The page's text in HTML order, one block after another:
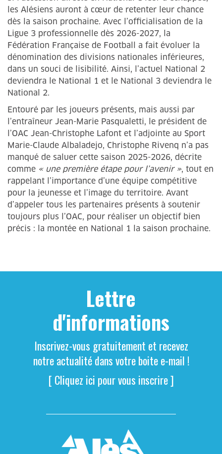
les Alésiens auront à cœur de retenter leur chance
dès la saison prochaine. Avec l’officialisation de la
Ligue 3 professionnelle dès 2026-2027, la
Fédération Française de Football a fait évoluer la
dénomination des divisions nationales inférieures,
dans un souci de lisibilité. Ainsi, l’actuel National 2
deviendra le National 1 et le National 3 deviendra le
National 2.
Entouré par les joueurs présents, mais aussi par
l’entraîneur Jean-Marie Pasqualetti, le président de
l’OAC Jean-Christophe Lafont et l’adjointe au Sport
Marie-Claude Albaladejo, Christophe Rivenq n’a pas
manqué de saluer cette saison 2025-2026, décrite
comme « une première étape pour l’avenir », tout en
rappelant l’importance d’une équipe compétitive
pour la jeunesse et l’image du territoire. Avant
d’appeler tous les partenaires présents à soutenir
toujours plus l’OAC, pour réaliser un objectif bien
précis : la montée en National 1 la saison prochaine.
Lettre
d'informations
Inscrivez-vous gratuitement et recevez
notre actualité dans votre boite e-mail !
[ Cliquez ici pour vous inscrire ]